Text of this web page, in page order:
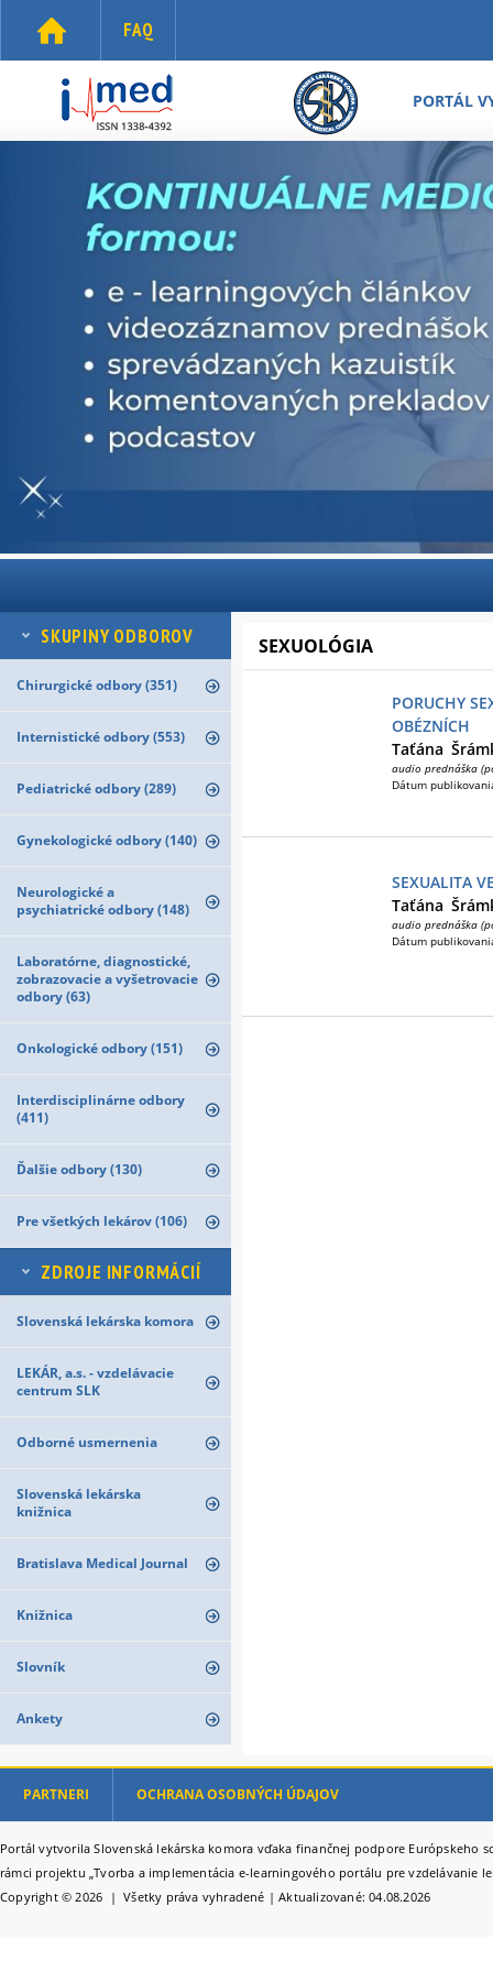
FAQ
PORTÁL
SKUPINY ODBOROV
Chirurgické odbory (351)
Internistické odbory (553)
Pediatrické odbory (289)
Gynekologické odbory (140)
Neurologické a
psychiatrické odbory (148)
Laboratórne, diagnostické,
zobrazovacie a vyšetrovacie
odbory (63)
Onkologické odbory (151)
Interdisciplinárne odbory
(411)
Ďalšie odbory (130)
Pre všetkých lekárov (106)
ZDROJE INFORMÁCIÍ
Slovenská lekárska komora
LEKÁR, a.s. - vzdelávacie
centrum SLK
Odborné usmernenia
Slovenská lekárska
knižnica
Bratislava Medical Journal
Knižnica
Slovník
Ankety
SEXUOLÓGIA
PORUCHY
OBÉZNÍCH
Taťána
audio prednáška
Dátum
SEXUALITA
Taťána
audio prednáška
Dátum
PARTNERI OCHRANA OSOBNÝCH ÚDAJOV
Portál vytvorila Slovenská lekárska komora vďaka finančnej podpore Európskeho
rámci projektu „Tvorba a implementácia e-learningového portálu pre vzdelávanie
Copyright © 2026 | Všetky práva vyhradené | Aktualizované: 04.08.2026